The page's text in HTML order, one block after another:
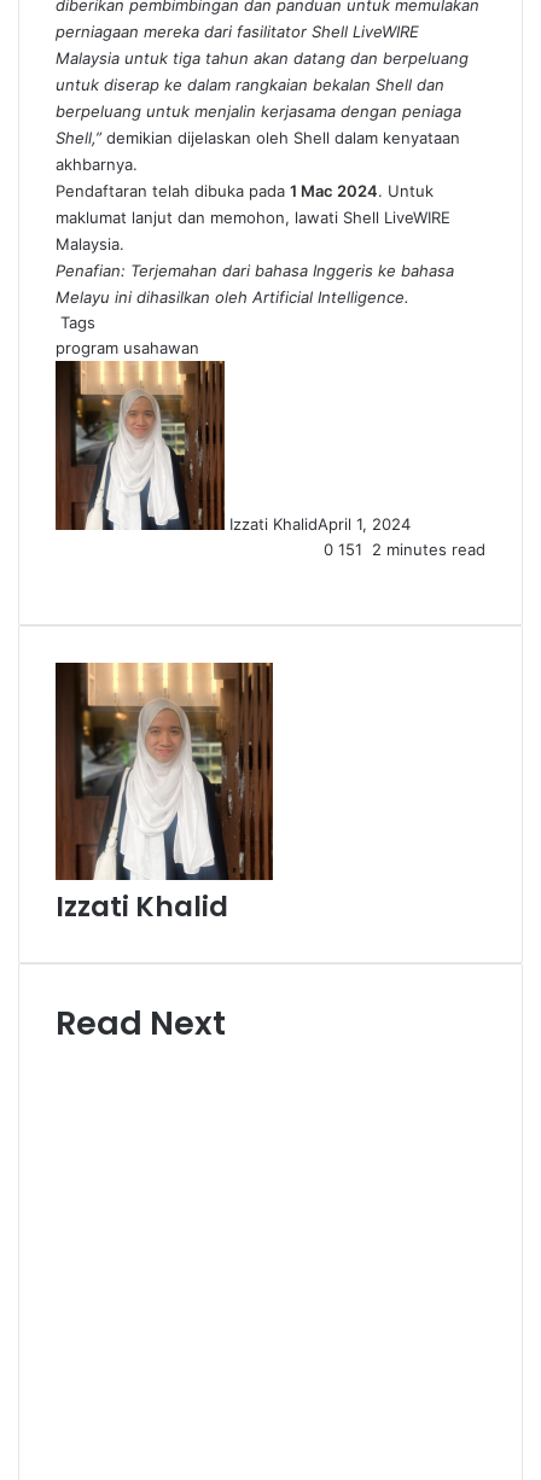
diberikan pembimbingan dan panduan untuk memulakan
perniagaan mereka dari fasilitator Shell LiveWIRE
Malaysia untuk tiga tahun akan datang dan berpeluang
untuk diserap ke dalam rangkaian bekalan Shell dan
berpeluang untuk menjalin kerjasama dengan peniaga
Shell,”demikian dijelaskan oleh Shell dalam kenyataan
akhbarnya.
Pendaftaran telah dibuka pada 1 Mac 2024. Untuk
maklumat lanjut dan memohon, lawati Shell LiveWIRE
Malaysia.
Penafian: Terjemahan dari bahasa Inggeris ke bahasa
Melayu ini dihasilkan oleh Artificial Intelligence.
Tags
program usahawan
Izzati KhalidApril 1, 2024
0 151 2 minutes read
Izzati Khalid
Read Next